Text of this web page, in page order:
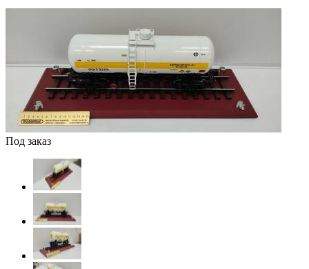
Под заказ